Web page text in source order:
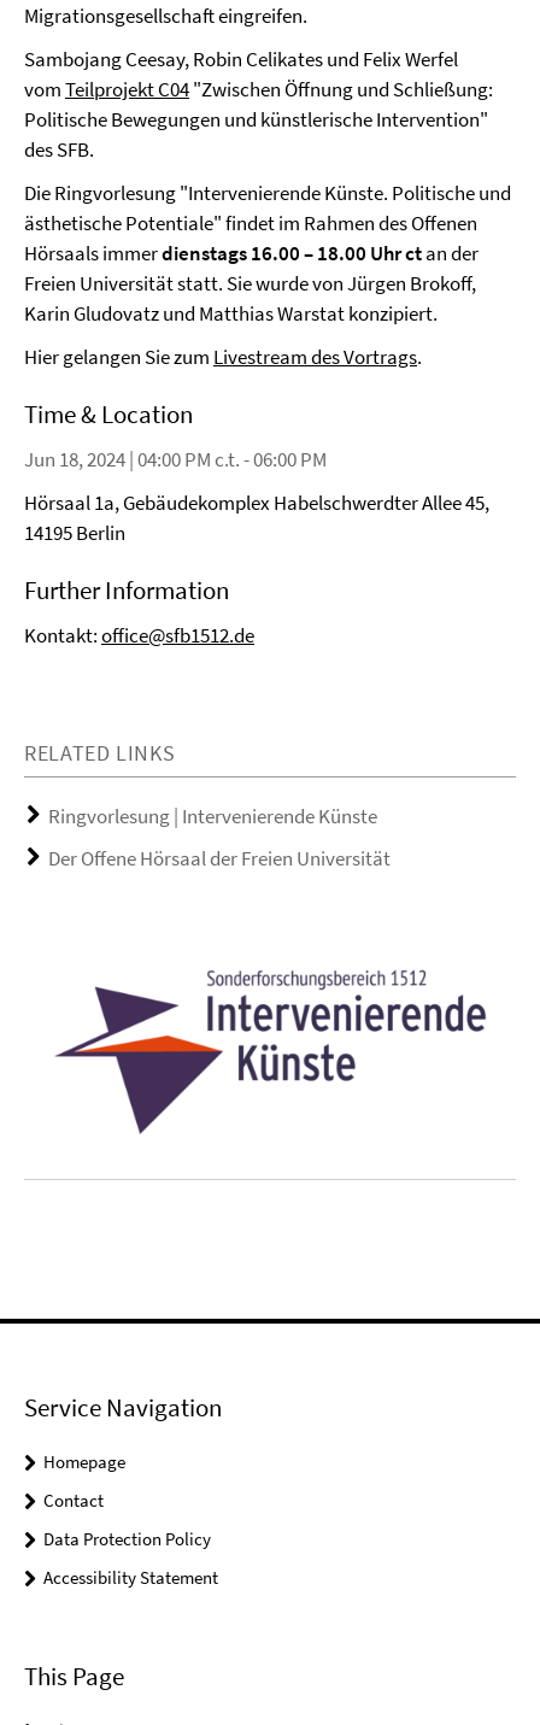
Migrationsgesellschaft eingreifen.
Sambojang Ceesay, Robin Celikates und Felix Werfel
vomTeilprojekt C04"Zwischen Öffnung und Schließung:
Politische Bewegungen und künstlerische Intervention"
des SFB.
Die Ringvorlesung "Intervenierende Künste. Politische und
ästhetische Potentiale" findet im Rahmen des Offenen
Hörsaals immerdienstags 16.00 – 18.00 Uhr ctan der
Freien Universität statt. Sie wurde von Jürgen Brokoff,
Karin Gludovatz und Matthias Warstat konzipiert.
Hier gelangen Sie zum Livestream des Vortrags.
Time & Location
Jun 18, 2024 | 04:00 PM c.t. - 06:00 PM
Hörsaal 1a, Gebäudekomplex Habelschwerdter Allee 45,
14195 Berlin
Further Information
Kontakt:office@sfb1512.de
RELATED LINKS
Ringvorlesung | Intervenierende Künste
Der Offene Hörsaal der Freien Universität
Service Navigation
Homepage
Contact
Data Protection Policy
Accessibility Statement
This Page